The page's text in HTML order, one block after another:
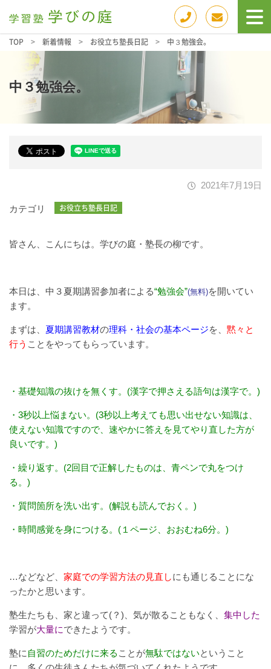
TOP > 新着情報 > お役立ち塾長日記 > 中３勉強会。
中３勉強会。
2021年7月19日
カテゴリ お役立ち塾長日記
皆さん、こんにちは。学びの庭・塾長の柳です。
本日は、中３夏期講習参加者による“勉強会”(無料)を開いてい
ます。
まずは、 夏期講習教材の理科・社会の基本ページを、 黙々と
行う ことをやってもらっています。
・基礎知識の抜けを無くす。(漢字で押さえる語句は漢字で。)
・3秒以上悩まない。(3秒以上考えても思い出せない知識は、
使えない知識ですので、速やかに答えを見てやり直した方が
良いです。)
・繰り返す。(2回目で正解したものは、青ペンで丸をつけ
る。)
・質問箇所を洗い出す。(解説も読んでおく。)
・時間感覚を身につける。(１ページ、おおむね6分。)
…などなど、 家庭での学習方法の見直しにも通じることにな
ったかと思います。
塾生たちも、家と違って(？)、気が散ることもなく、 集中した
学習が大量にできたようです。
塾に 自習のためだけに来る ことが無駄ではないということ